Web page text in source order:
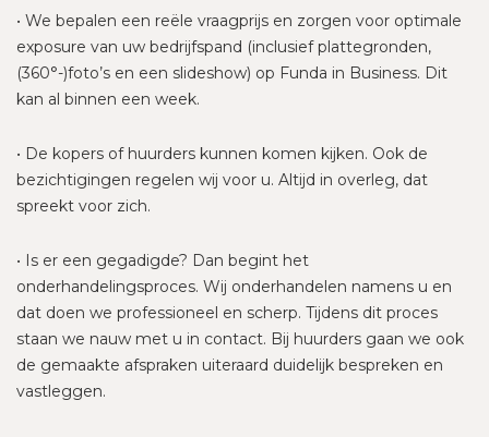
• We bepalen een reële vraagprijs en zorgen voor optimale
exposure van uw bedrijfspand (inclusief plattegronden,
(360°-)foto’s en een slideshow) op Funda in Business. Dit
kan al binnen een week.
• De kopers of huurders kunnen komen kijken. Ook de
bezichtigingen regelen wij voor u. Altijd in overleg, dat
spreekt voor zich.
• Is er een gegadigde? Dan begint het
onderhandelingsproces. Wij onderhandelen namens u en
dat doen we professioneel en scherp. Tijdens dit proces
staan we nauw met u in contact. Bij huurders gaan we ook
de gemaakte afspraken uiteraard duidelijk bespreken en
vastleggen.